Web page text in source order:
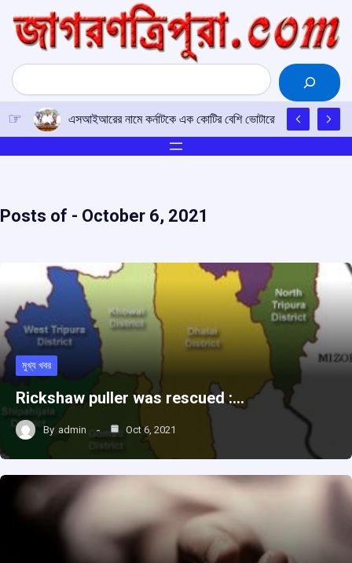
content
Search
এসআইআরের নামে কর্নাটকে এক কোটির বেশি ভোটারের নাম বাদ দেওয়ার
Posts of - October 6, 2021
মুখ্য খবর
Rickshaw puller was rescued :…
By admin Oct 6, 2021